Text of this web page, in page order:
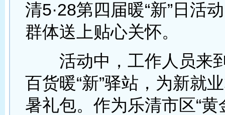
清5·28第四届暖“新”日活
群体送上贴心关怀。
活动中，工作人员来
百货暖“新”驿站，为新就
暑礼包。作为乐清市区“黄